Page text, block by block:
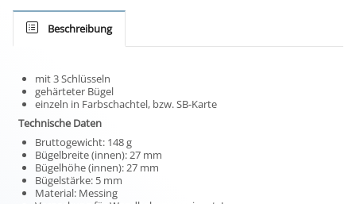
Beschreibung
mit 3 Schlüsseln
gehärteter Bügel
einzeln in Farbschachtel, bzw. SB-Karte
Technische Daten
Bruttogewicht: 148 g
Bügelbreite (innen): 27 mm
Bügelhöhe (innen): 27 mm
Bügelstärke: 5 mm
Material: Messing